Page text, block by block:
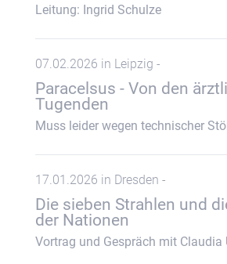
Leitung: Ingrid Schulze
07.02.2026 in Leipzig -
Paracelsus - Von den
Tugenden
Muss leider wegen technischer
17.01.2026 in Dresden -
Die sieben Strahlen und
der Nationen
Vortrag und Gespräch mit Claudia